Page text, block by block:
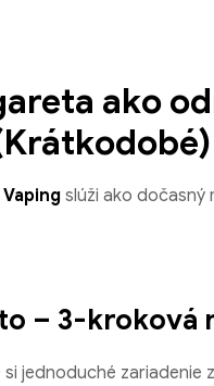
ako
Vaping slúži ako
– 3-kroková
si jednoduché zariadenie